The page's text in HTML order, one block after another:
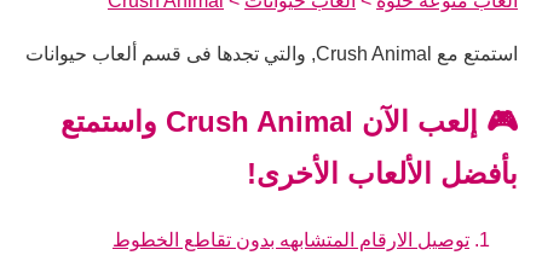
استمتع مع Crush Animal, والتي تجدها فى قسم ألعاب حيوانات
🎮 إلعب الآن Crush Animal واستمتع
بأفضل الألعاب الأخرى!
توصيل الارقام المتشابهه بدون تقاطع الخطوط